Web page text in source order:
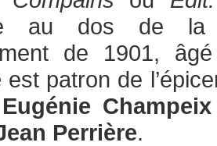
au dos de la
de 1901,
est patron de
Eugénie Champeix
Perrière.